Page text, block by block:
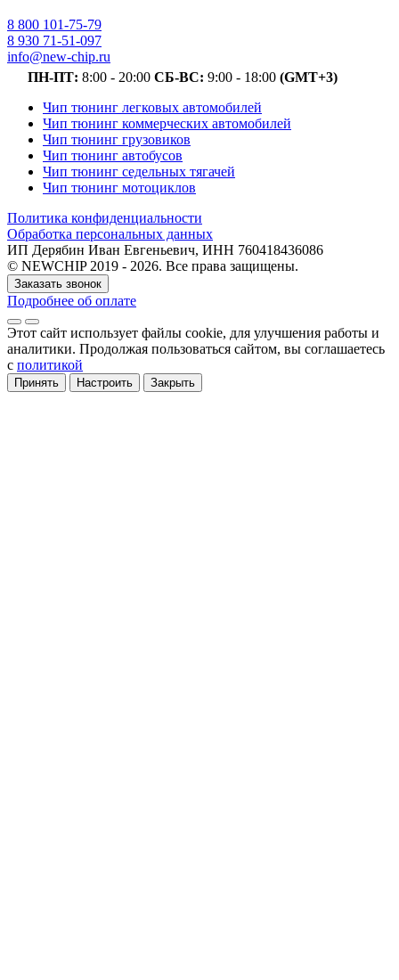
8 800 101-75-79
8 930 71-51-097
info@new-chip.ru
ПН-ПТ: 8:00 - 20:00 СБ-ВС: 9:00 - 18:00 (GMT+3)
Чип тюнинг легковых автомобилей
Чип тюнинг коммерческих автомобилей
Чип тюнинг грузовиков
Чип тюнинг автобусов
Чип тюнинг седельных тягачей
Чип тюнинг мотоциклов
Политика конфиденциальности
Обработка персональных данных
ИП Дерябин Иван Евгеньевич, ИНН 760418436086
© NEWCHIP 2019 - 2026. Все права защищены.
Заказать звонок
Подробнее об оплате
Этот сайт использует файлы cookie, для улучшения работы и
аналитики. Продолжая пользоваться сайтом, вы соглашаетесь
с политикой
Принять Настроить Закрыть